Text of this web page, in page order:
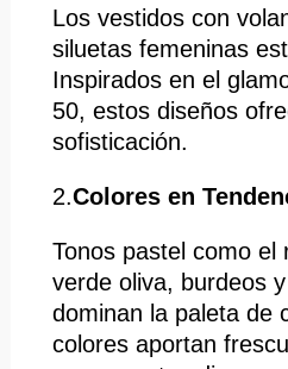
Los vestidos con
siluetas femeninas
Inspirados en el
50, estos diseños
sofisticación. ​
2.Colores en
Tonos pastel como el
verde oliva, burdeos
dominan la paleta de
colores aportan